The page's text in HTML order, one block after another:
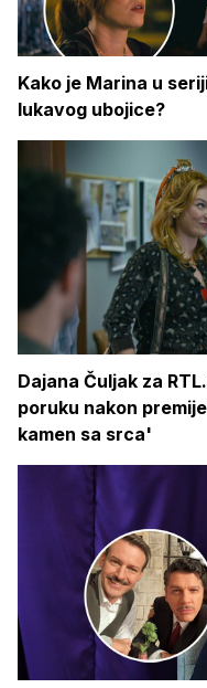
Kako je Marina u
lukavog ubojice?
Dajana Čuljak za
poruku nakon
kamen sa srca'